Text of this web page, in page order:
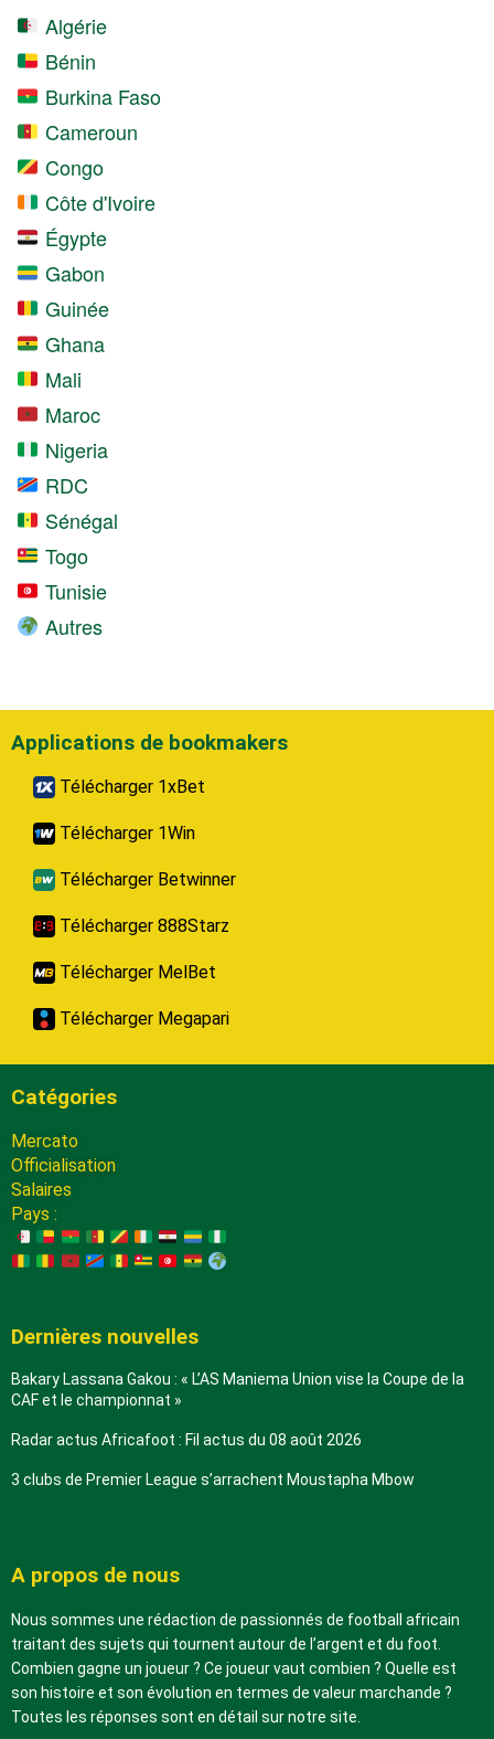
Algérie
Bénin
Burkina Faso
Cameroun
Congo
Côte d'Ivoire
Égypte
Gabon
Guinée
Ghana
Mali
Maroc
Nigeria
RDC
Sénégal
Togo
Tunisie
Autres
Applications de bookmakers
Télécharger 1xBet
Télécharger 1Win
Télécharger Betwinner
Télécharger 888Starz
Télécharger MelBet
Télécharger Megapari
Catégories
Mercato
Officialisation
Salaires
Pays :
Dernières nouvelles
Bakary Lassana Gakou : « L’AS Maniema Union vise la Coupe de la
CAF et le championnat »
Radar actus Africafoot : Fil actus du 08 août 2026
3 clubs de Premier League s’arrachent Moustapha Mbow
A propos de nous
Nous sommes une rédaction de passionnés de football africain
traitant des sujets qui tournent autour de l’argent et du foot.
Combien gagne un joueur ? Ce joueur vaut combien ? Quelle est
son histoire et son évolution en termes de valeur marchande ?
Toutes les réponses sont en détail sur notre site.